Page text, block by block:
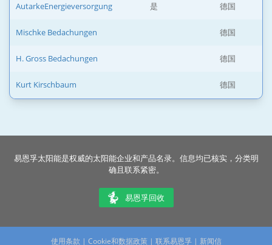
AutarkeEnergieversorgung 是 德国
Mischke Bedachungen 德国
H. Gross Bedachungen 德国
Kurt Kirschbaum 德国
易恩孚太阳能是权威的太阳能企业和产品名录。信息均已核实，分类明
确且联系紧密。
易恩孚回收
使用条款 | Cookie和数据政策| 联系易恩孚 | 新闻信